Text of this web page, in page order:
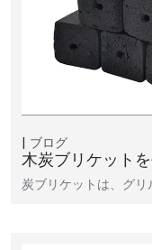
ブログ
木炭ブリケット
炭ブリケットは、グ